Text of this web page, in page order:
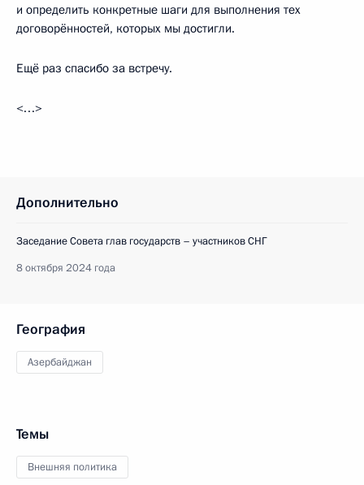
и определить конкретные шаги для выполнения тех
договорённостей, которых мы достигли.
Ещё раз спасибо за встречу.
<…>
Дополнительно
Заседание Совета глав государств – участников СНГ
8 октября 2024 года
География
Азербайджан
Темы
Внешняя политика